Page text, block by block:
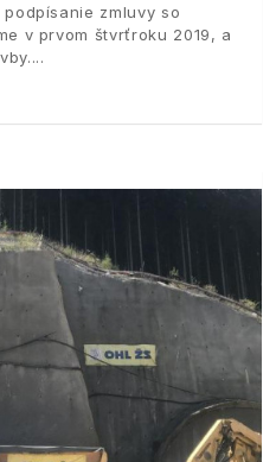
zmluvy so
v prvom štvrťroku 2019, a